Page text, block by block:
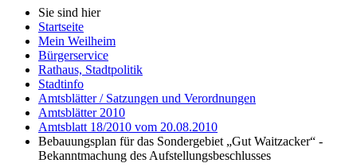
Sie sind hier
Startseite
Mein Weilheim
Bürgerservice
Rathaus, Stadtpolitik
Stadtinfo
Amtsblätter / Satzungen und Verordnungen
Amtsblätter 2010
Amtsblatt 18/2010 vom 20.08.2010
Bebauungsplan für das Sondergebiet „Gut Waitzacker“ -
Bekanntmachung des Aufstellungsbeschlusses